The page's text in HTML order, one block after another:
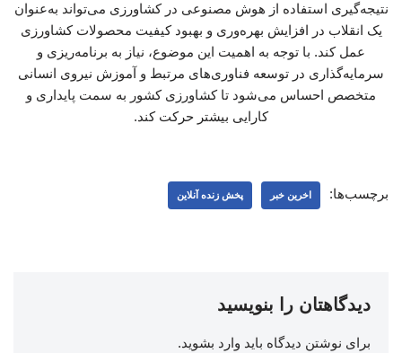
نتیجه‌گیری استفاده از هوش مصنوعی در کشاورزی می‌تواند به‌عنوان
یک انقلاب در افزایش بهره‌وری و بهبود کیفیت محصولات کشاورزی
عمل کند. با توجه به اهمیت این موضوع، نیاز به برنامه‌ریزی و
سرمایه‌گذاری در توسعه فناوری‌های مرتبط و آموزش نیروی انسانی
متخصص احساس می‌شود تا کشاورزی کشور به سمت پایداری و
کارایی بیشتر حرکت کند.
برچسب‌ها: اخرین خبر پخش زنده آنلاین
دیدگاهتان را بنویسید
برای نوشتن دیدگاه باید وارد بشوید.